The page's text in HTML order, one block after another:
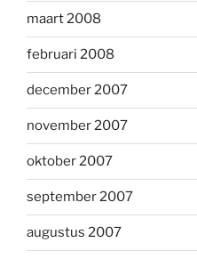
maart 2008
februari 2008
december 2007
november 2007
oktober 2007
september 2007
augustus 2007